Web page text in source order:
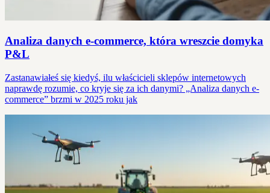
Analiza danych e‑commerce, która wreszcie domyka
P&L
Zastanawiałeś się kiedyś, ilu właścicieli sklepów internetowych
naprawdę rozumie, co kryje się za ich danymi? „Analiza danych e-
commerce” brzmi w 2025 roku jak